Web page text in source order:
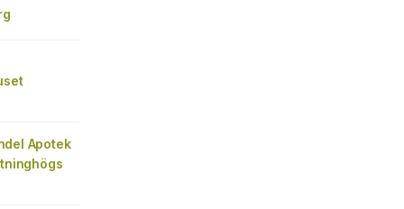
Apotek